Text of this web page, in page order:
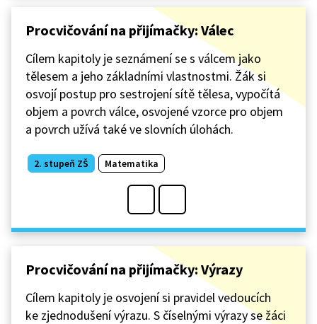
Procvičování na přijímačky: Válec
Cílem kapitoly je seznámení se s válcem jako
tělesem a jeho základními vlastnostmi. Žák si
osvojí postup pro sestrojení sítě tělesa, vypočítá
objem a povrch válce, osvojené vzorce pro objem
a povrch užívá také ve slovních úlohách.
2. stupeň ZŠ Matematika
Procvičování na přijímačky: Výrazy
Cílem kapitoly je osvojení si pravidel vedoucích
ke zjednodušení výrazu. S číselnými výrazy se žáci